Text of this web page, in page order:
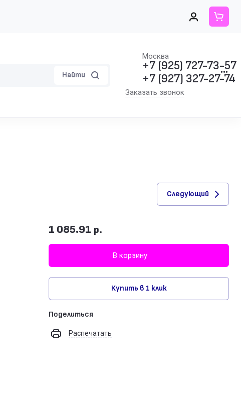
Найти
Москва
+7 (925) 727-73-57
+7 (927) 327-27-74
Заказать звонок
•••
Следующий
1 085.91 р.
В корзину
Купить в 1 клик
Поделиться
Распечатать